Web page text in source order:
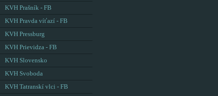
KVH Prašník - FB
KVH Pravda víťazí - FB
KVH Pressburg
KVH Prievidza - FB
KVH Slovensko
KVH Svoboda
KVH Tatranskí vlci - FB